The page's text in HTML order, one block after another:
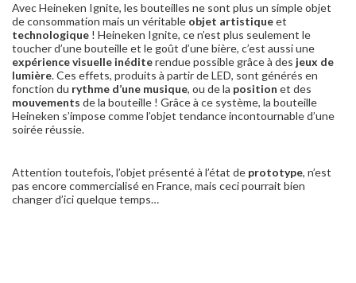
Avec Heineken Ignite, les bouteilles ne sont plus un simple objet
de consommation mais un véritable objet artistiqueet
technologique ! Heineken Ignite, ce n’est plus seulement le
toucher d’une bouteille et le goût d’une bière, c’est aussi une
expérience visuelle inéditerendue possible grâce à des jeux de
lumière. Ces effets, produits à partir de LED, sont générés en
fonction du rythme d’une musique, ou de la position et des
mouvements de la bouteille ! Grâce à ce système, la bouteille
Heineken s’impose comme l’objet tendance incontournable d’une
soirée réussie.
Attention toutefois, l’objet présenté à l’état de prototype, n’est
pas encore commercialisé en France, mais ceci pourrait bien
changer d’ici quelque temps…